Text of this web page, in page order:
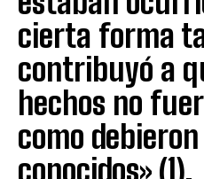
cierta forma
contribuyó a
hechos no
como
conocidos» (1).